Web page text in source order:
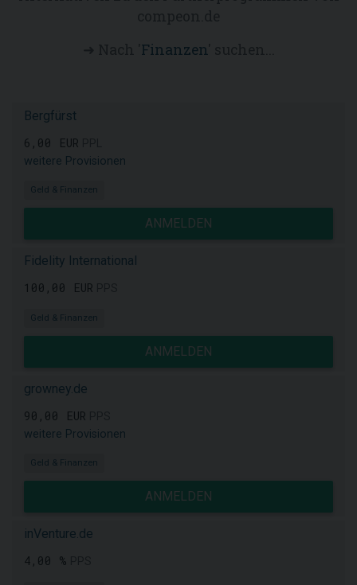
Finanzen' suchen...
Bergfürst
6,00 EUR
weitere Provisionen
Geld & Finanzen
ANMELDEN
Fidelity International
100,00 EUR
Geld & Finanzen
ANMELDEN
growney.de
90,00 EUR
weitere Provisionen
Geld & Finanzen
ANMELDEN
inVenture.de
4,00 %